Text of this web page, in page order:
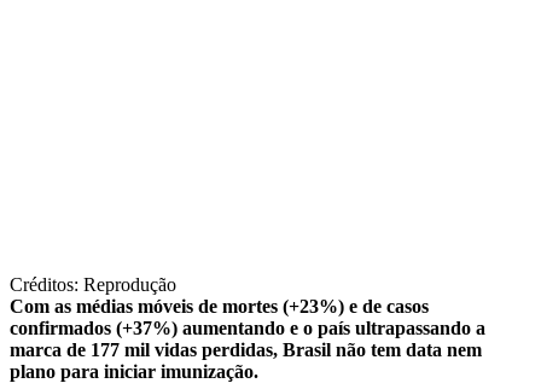
Créditos: Reprodução
Com as médias móveis de mortes (+23%) e de casos
confirmados (+37%) aumentando e o país ultrapassando a
marca de 177 mil vidas perdidas, Brasil não tem data nem
plano para iniciar imunização.